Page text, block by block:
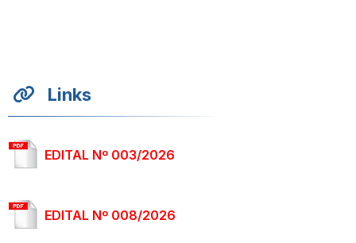
Links
EDITAL Nº 003/2026
EDITAL Nº 008/2026